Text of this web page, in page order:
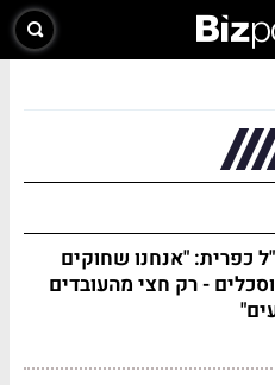
כפרית: "אנחנו שחוקים
- רק חצי מהעובדים